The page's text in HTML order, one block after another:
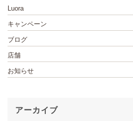
Luora
キャンペーン
ブログ
店舗
お知らせ
アーカイブ